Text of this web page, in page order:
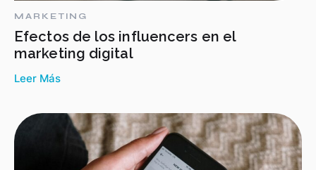
MARKETING
Efectos de los influencers en el
marketing digital
Leer Más